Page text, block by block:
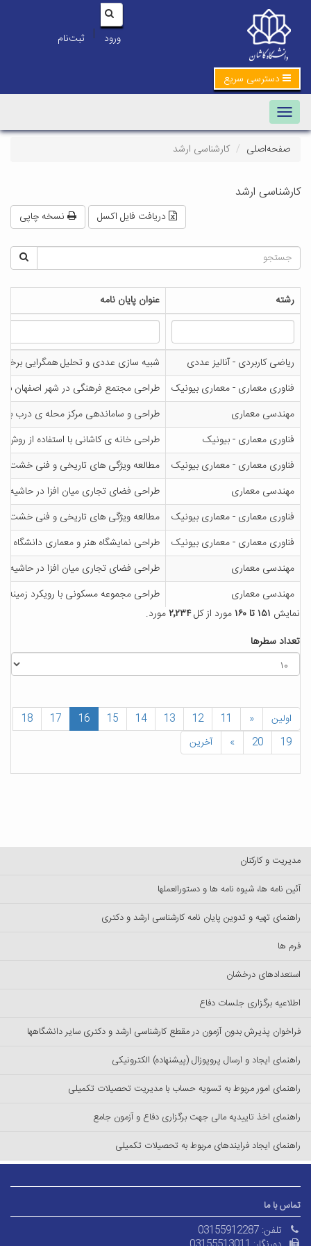
ورود | ثبت‌نام
دسترسی سریع
Toggle navigation
صفحه‌اصلی کارشناسی ارشد
کارشناسی ارشد
دریافت فایل اکسل نسخه چاپی
رشته عنوان پایان نامه
ریاضی کاربردی - آنالیز عددی
شبیه سازی عددی و تحلیل همگرایی
فناوری معماری - معماری بیونیک
طراحی مجتمع فرهنگی در شهر اصفهان با
مهندسی معماری
طراحی و ساماندهی مرکز محله ی درب
فناوری معماری - بیونیک
طراحی خانه ی کاشانی با استفاده از
فناوری معماری - معماری بیونیک
مطالعه ویژگی های تاریخی و فنی خشت و
مهندسی معماری
طراحی فضای تجاری میان افزا در حاشیه
فناوری معماری - معماری بیونیک
مطالعه ویژگی های تاریخی و فنی خشت و
فناوری معماری - معماری بیونیک
طراحی نمایشگاه هنر و معماری دانشگاه
مهندسی معماری
طراحی فضای تجاری میان افزا در حاشیه
مهندسی معماری
طراحی مجموعه مسکونی با رویکرد زمینه
نمایش ۱۵۱ تا ۱۶۰ مورد از کل۲٬۲۳۴مورد.
تعداد سطرها
اولین «
11
12
13
14
15
16
17
18
19
20
» آخرین
مدیریت و کارکنان
آئین نامه ها، شیوه نامه ها و دستورالعملها
راهنمای تهیه و تدوین پایان نامه کارشناسی ارشد و دکتری
فرم ها
استعدادهای درخشان
اطلاعیه برگزاری جلسات دفاع
فراخوان پذیرش بدون آزمون در مقطع کارشناسی ارشد و دکتری سایر دانشگاهها
راهنمای ایجاد و ارسال پروپوزال (پیشنهاده) الکترونیکی
راهنمای امور مربوط به تسویه حساب با مدیریت تحصیلات تکمیلی
راهنمای اخذ تاییدیه مالی جهت برگزاری دفاع و آزمون جامع
راهنمای ایجاد فرایندهای مربوط به تحصیلات تکمیلی
تماس با ما
تلفن: 03155912287